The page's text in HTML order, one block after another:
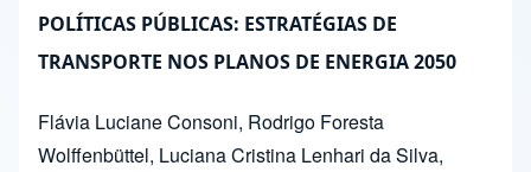
POLÍTICAS PÚBLICAS: ESTRATÉGIAS DE
TRANSPORTE NOS PLANOS DE ENERGIA 2050
Flávia Luciane Consoni, Rodrigo Foresta
Wolffenbüttel, Luciana Cristina Lenhari da Silva,